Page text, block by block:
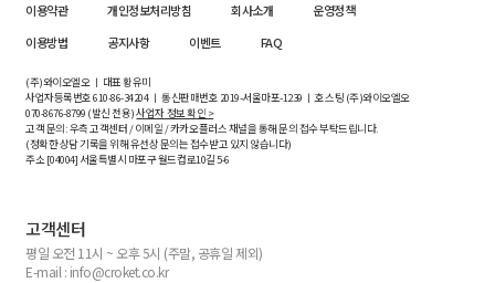
이용약관 개인정보처리방침 회사소개
운영정책
이용방법
공지사항 이벤트 FAQ
(주)와이오엘오 ㅣ 대표 황유미
사업자등록번호610-86-34204ㅣ 통신판매번호 2019-서울마포-1239 ㅣ 호스팅 (주)와이오엘오
070-8676-8799 (발신 전용)사업자 정보 확인 >
고객 문의: 우측 고객센터 / 이메일 / 카카오플러스 채널을 통해 문의 접수 부탁드립니다.
(정확한 상담 기록을 위해 유선상 문의는 접수받고 있지 않습니다)
주소 [04004] 서울특별시 마포구 월드컵로10길5-6
고객센터
평일 오전 11시 ~ 오후 5시 (주말, 공휴일 제외)
E-mail : info@croket.co.kr